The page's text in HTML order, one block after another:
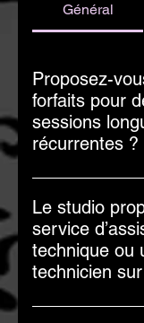
Général
Proposez-
forfaits pour
sessions
récurrentes ?
Oui, nous
prix réduits pour
long terme et les
régulières.
Le studio
service
technique ou
technicien
Oui, j'offre un